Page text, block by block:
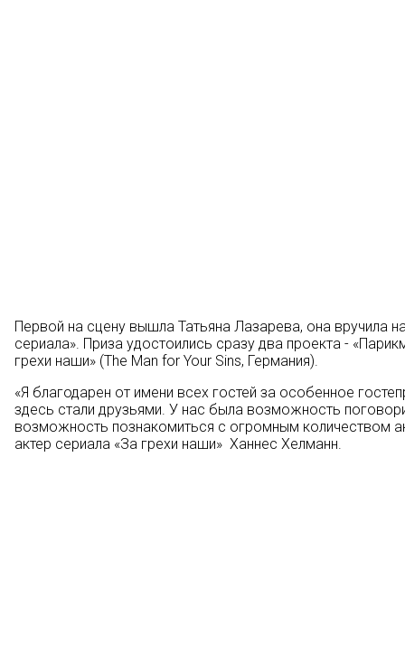
Первой на сцену вышла Татьяна Лазарева, она вручила
сериала». Приза удостоились сразу два проекта -
грехи наши» (The Man for Your Sins, Германия).
«Я благодарен от имени всех гостей за особенное
здесь стали друзьями. У нас была возможность
возможность познакомиться с огромным количеством
актер сериала «За грехи наши» Ханнес Хелманн.